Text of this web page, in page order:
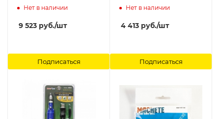
Нет в наличии
9 523 руб./шт
Подписаться
Нет в наличии
4 413 руб./шт
Подписаться